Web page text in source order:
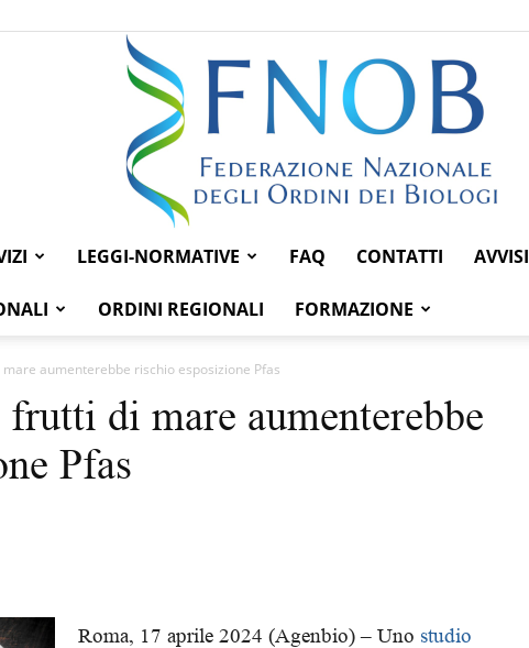
Federazione
LEGGI-NORMATIVE FAQ CONTATTI AVVISI
ORDINI REGIONALI FORMAZIONE
aumenterebbe rischio esposizione Pfas
di mare aumenterebbe
Pfas
Roma, 17 aprile 2024 (Agenbio) – Uno studio